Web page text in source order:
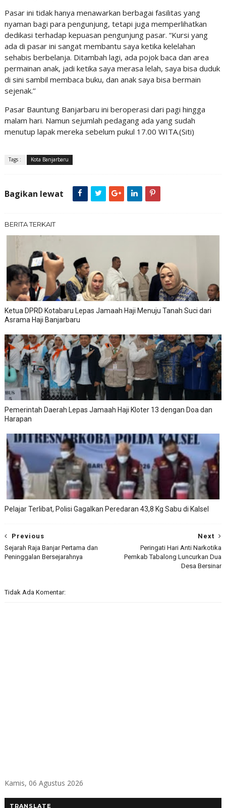
Pasar ini tidak hanya menawarkan berbagai fasilitas yang
nyaman bagi para pengunjung, tetapi juga memperlihatkan
dedikasi terhadap kepuasan pengunjung pasar. “Kursi yang
ada di pasar ini sangat membantu saya ketika kelelahan
sehabis berbelanja. Ditambah lagi, ada pojok baca dan area
permainan anak, jadi ketika saya merasa lelah, saya bisa duduk
di sini sambil membaca buku, dan anak saya bisa bermain
sejenak.’’
Pasar Bauntung Banjarbaru ini beroperasi dari pagi hingga
malam hari. Namun sejumlah pedagang ada yang sudah
menutup lapak mereka sebelum pukul 17.00 WITA.(Siti)
Tags : Kota Banjarbaru
Bagikan lewat
BERITA TERKAIT
Ketua DPRD Kotabaru Lepas Jamaah Haji Menuju Tanah Suci dari
Asrama Haji Banjarbaru
Pemerintah Daerah Lepas Jamaah Haji Kloter 13 dengan Doa dan
Harapan
Pelajar Terlibat, Polisi Gagalkan Peredaran 43,8 Kg Sabu di Kalsel
Next
Peringati Hari Anti Narkotika
Pemkab Tabalong Luncurkan Dua
Desa Bersinar
Previous
Sejarah Raja Banjar Pertama dan
Peninggalan Bersejarahnya
Tidak Ada Komentar:
Kamis, 06 Agustus 2026
TRANSLATE